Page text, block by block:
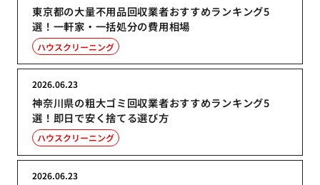
東京都の大量不用品回収業者おすすめランキング5
選！一軒家・一括処分の費用相場
ハウスクリーニング
神奈川県の粗大ゴミ回収業者おすすめランキング5
選！即日で安く捨てる選び方
2026.06.23
ハウスクリーニング
2026.06.23